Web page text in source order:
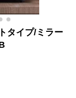
タイプ/ミラー